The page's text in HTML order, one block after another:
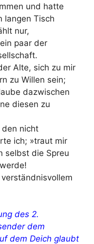
und hatte
langen Tisch
nur,
paar der
Alte, sich zu mir
zu Willen sein;
dazwischen
diesen zu
den nicht
ich; »traut mir
selbst die Spreu
des 2.
dem
dem Deich glaubt